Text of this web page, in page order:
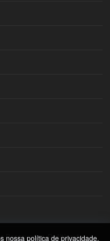
Reservados.Política de
nossa política de privacidade.